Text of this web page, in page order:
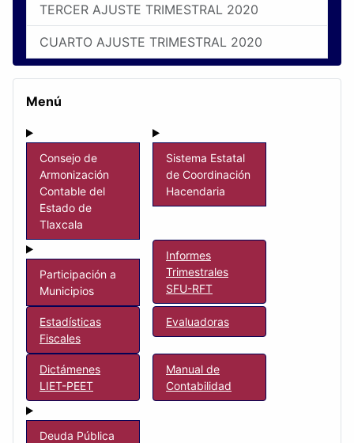
Menú
Consejo de
Armonización
Contable del
Estado de
Tlaxcala
Sistema Estatal
de Coordinación
Hacendaria
Participación a
Municipios
Informes
Trimestrales
SFU-RFT
Estadísticas
Fiscales
Evaluadoras
Dictámenes
LIET-PEET
Manual de
Contabilidad
Deuda Pública
TERCER AJUSTE TRIMESTRAL 2020
CUARTO AJUSTE TRIMESTRAL 2020